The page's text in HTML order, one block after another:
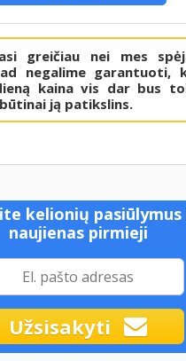
greičiau nei mes
negalime garantuoti,
kaina vis dar bus
ją patikslins.
kelionių
naujienas pirmieji
Užsisakyti